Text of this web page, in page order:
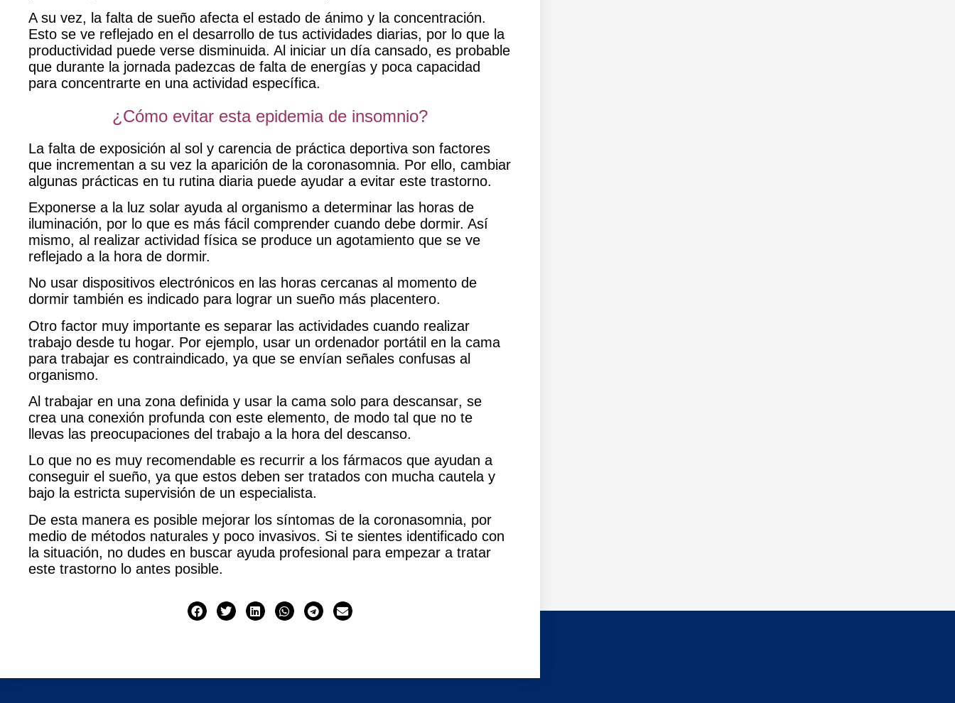
A su vez, la falta de sueño afecta el estado de ánimo y la concentración.
Esto se ve reflejado en el desarrollo de tus actividades diarias, por lo que la
productividad puede verse disminuida. Al iniciar un día cansado, es probable
que durante la jornada padezcas de falta de energías y poca capacidad
para concentrarte en una actividad específica.
¿Cómo evitar esta epidemia de insomnio?
La falta de exposición al sol y carencia de práctica deportiva son factores
que incrementan a su vez la aparición de la coronasomnia. Por ello, cambiar
algunas prácticas en tu rutina diaria puede ayudar a evitar este trastorno.
Exponerse a la luz solar ayuda al organismo a determinar las horas de
iluminación, por lo que es más fácil comprender cuando debe dormir. Así
mismo, al realizar actividad física se produce un agotamiento que se ve
reflejado a la hora de dormir.
No usar dispositivos electrónicos en las horas cercanas al momento de
dormir también es indicado para lograr un sueño más placentero.
Otro factor muy importante es separar las actividades cuando realizar
trabajo desde tu hogar. Por ejemplo, usar un ordenador portátil en la cama
para trabajar es contraindicado, ya que se envían señales confusas al
organismo.
Al trabajar en una zona definida y usar la cama solo para descansar, se
crea una conexión profunda con este elemento, de modo tal que no te
llevas las preocupaciones del trabajo a la hora del descanso.
Lo que no es muy recomendable es recurrir a los fármacos que ayudan a
conseguir el sueño, ya que estos deben ser tratados con mucha cautela y
bajo la estricta supervisión de un especialista.
De esta manera es posible mejorar los síntomas de la coronasomnia, por
medio de métodos naturales y poco invasivos. Si te sientes identificado con
la situación, no dudes en buscar ayuda profesional para empezar a tratar
este trastorno lo antes posible.